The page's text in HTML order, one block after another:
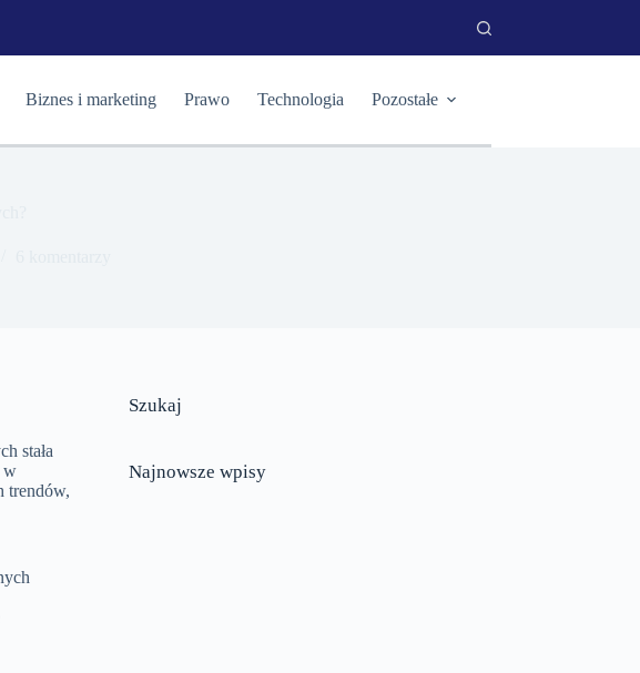
Biznes i marketing Prawo Technologia Pozostałe
stała
w
trendów,
Szukaj
Najnowsze wpisy